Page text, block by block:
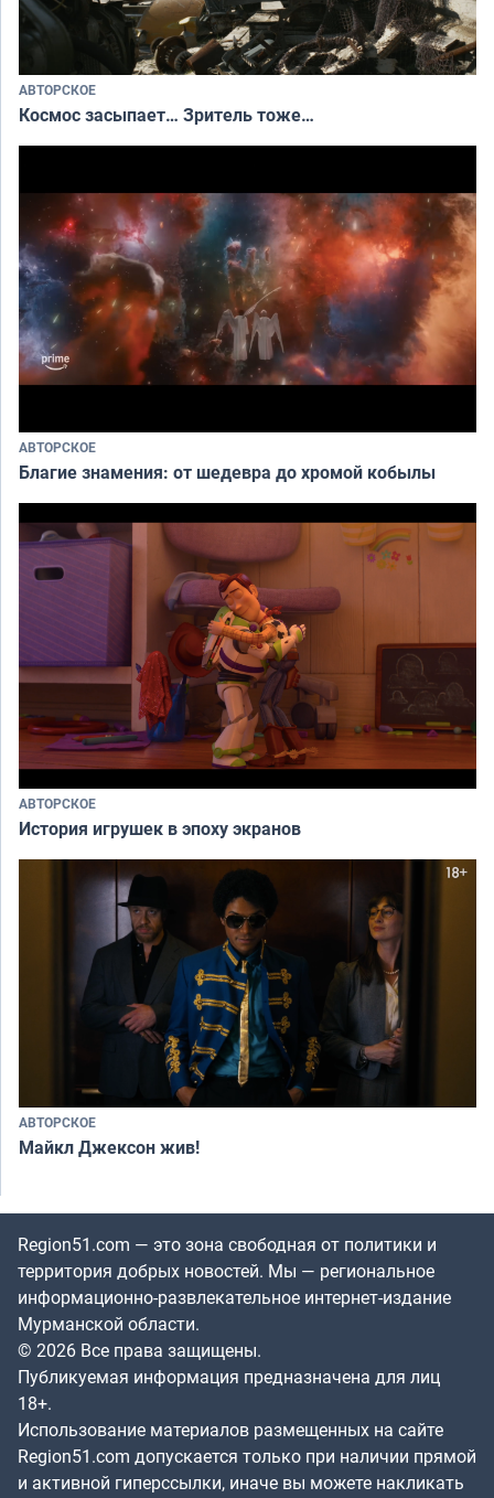
АВТОРСКОЕ
Космос засыпает… Зритель тоже…
АВТОРСКОЕ
Благие знамения: от шедевра до хромой кобылы
АВТОРСКОЕ
История игрушек в эпоху экранов
АВТОРСКОЕ
Майкл Джексон жив!
Region51.com — это зона свободная от политики и
территория добрых новостей. Мы — региональное
информационно-развлекательное интернет-издание
Мурманской области.
© 2026 Все права защищены.
Публикуемая информация предназначена для лиц
18+.
Использование материалов размещенных на сайте
Region51.com допускается только при наличии прямой
и активной гиперссылки, иначе вы можете накликать